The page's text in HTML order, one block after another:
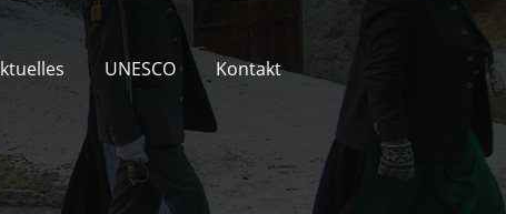
UNESCO Kontakt